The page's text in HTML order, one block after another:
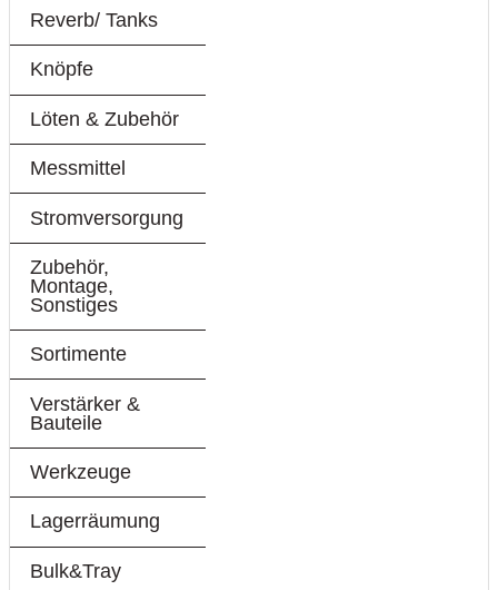
Reverb/ Tanks
Knöpfe
Löten & Zubehör
Messmittel
Stromversorgung
Zubehör,
Montage,
Sonstiges
Sortimente
Verstärker &
Bauteile
Werkzeuge
Lagerräumung
Bulk&Tray